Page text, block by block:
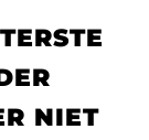
NIET